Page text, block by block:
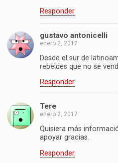
Responder
gustavo antonicelli
enero 2, 2017
Desde el sur de
rebeldes que no se
Responder
Tere
enero 2, 2017
Quisiera más
apoyar gracias.
Responder